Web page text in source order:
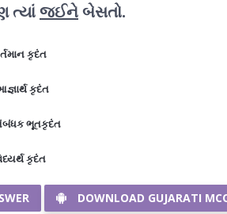
ત્યાંજઈનેબેસતો.
કૃદંત
કૃદંત
ભૂતકૃદંત
કૃદંત
DOWNLOAD GUJARATI